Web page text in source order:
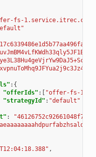
fs-
:{
"offerIds" :[
"offer-fs-
"strategyId" : "default"
:
,